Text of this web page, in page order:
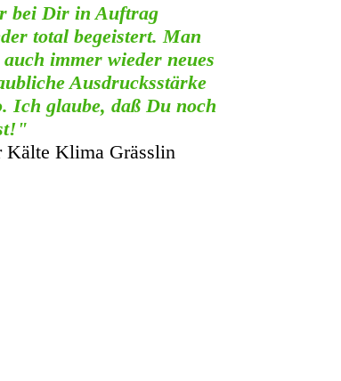
bei Dir in Auftrag
total begeistert. Man
immer wieder neues
Ausdrucksstärke
Ich glaube, daß Du noch
Kälte Klima Grässlin